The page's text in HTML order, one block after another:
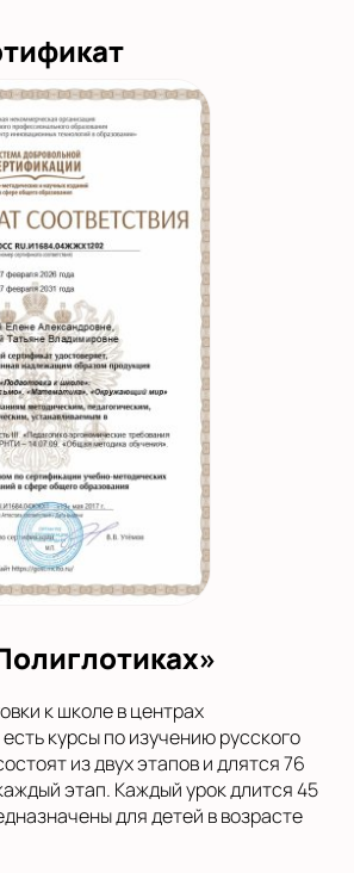
к школе в центрах
курсы по изучению русского
из двух этапов и длятся 76
этап. Каждый урок длится 45
для детей в возрасте